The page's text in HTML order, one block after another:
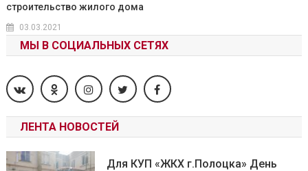
строительство жилого дома
03.03.2021
МЫ В СОЦИАЛЬНЫХ СЕТЯХ
ЛЕНТА НОВОСТЕЙ
Для КУП «ЖКХ г.Полоцка» День